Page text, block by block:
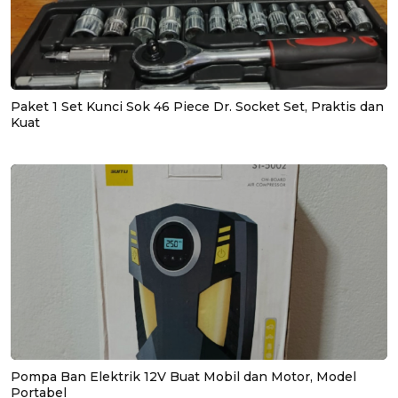
Paket 1 Set Kunci Sok 46 Piece Dr. Socket Set, Praktis dan
Kuat
Pompa Ban Elektrik 12V Buat Mobil dan Motor, Model
Portabel